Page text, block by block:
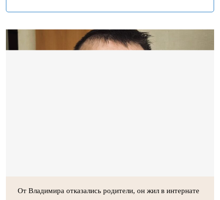
От Владимира отказались родители, он жил в интернате